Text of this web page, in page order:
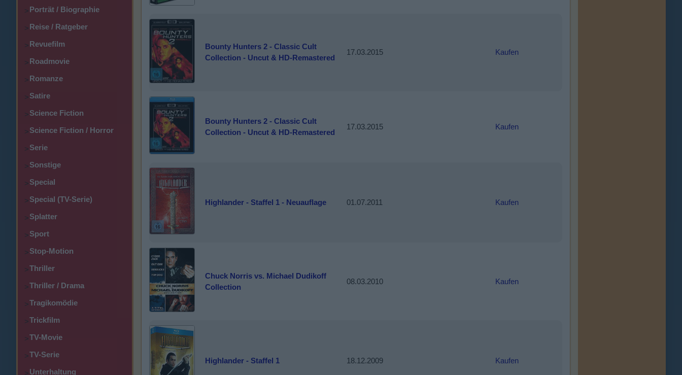
>Porträt / Biographie
>Reise / Ratgeber
>Revuefilm
>Roadmovie
>Romanze
>Satire
>Science Fiction
>Science Fiction / Horror
>Serie
>Sonstige
>Special
>Special (TV-Serie)
>Splatter
>Sport
>Stop-Motion
>Thriller
>Thriller / Drama
>Tragikomödie
>Trickfilm
>TV-Movie
>TV-Serie
>Unterhaltung
Bounty Hunters 2 - Classic Cult
Collection - Uncut & HD-Remastered
17.03.2015 Kaufen
Bounty Hunters 2 - Classic Cult
Collection - Uncut & HD-Remastered
17.03.2015 Kaufen
Highlander - Staffel 1 - Neuauflage 01.07.2011 Kaufen
Chuck Norris vs. Michael Dudikoff
Collection
08.03.2010 Kaufen
Highlander - Staffel 1 18.12.2009 Kaufen